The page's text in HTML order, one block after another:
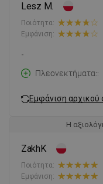
Lesz M.
Ποιότητα:
Εμφάνιση:
-
Πλεονεκτήματα:
Εμφάνιση αρχικού
Η
ZakhK
Ποιότητα:
Εμφάνιση: